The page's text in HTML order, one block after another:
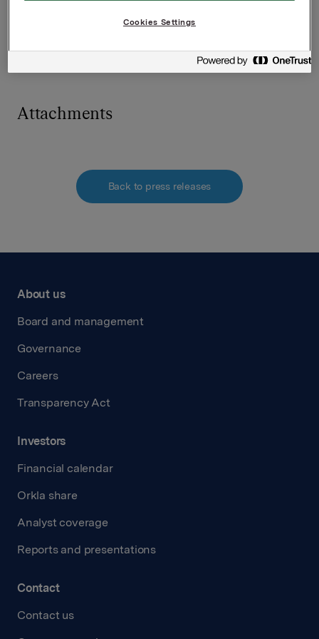
Attachments
Back to press releases
About us
Board and management
Governance
Careers
Transparency Act
Investors
Financial calendar
Orkla share
Analyst coverage
Reports and presentations
Contact
Contact us
Cookies Settings